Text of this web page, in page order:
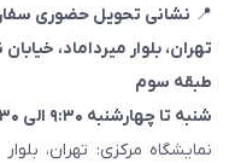
📍 نشانی تحویل حضوری
تهران، بلوار میرداماد،
طبقه سوم
شنبه تا چهارشنبه ۹:۳۰ الی ۱۷:۳۰ (مراجعه با هماهنگی قبلی)
نمایشگاه مرکزی: تهران،